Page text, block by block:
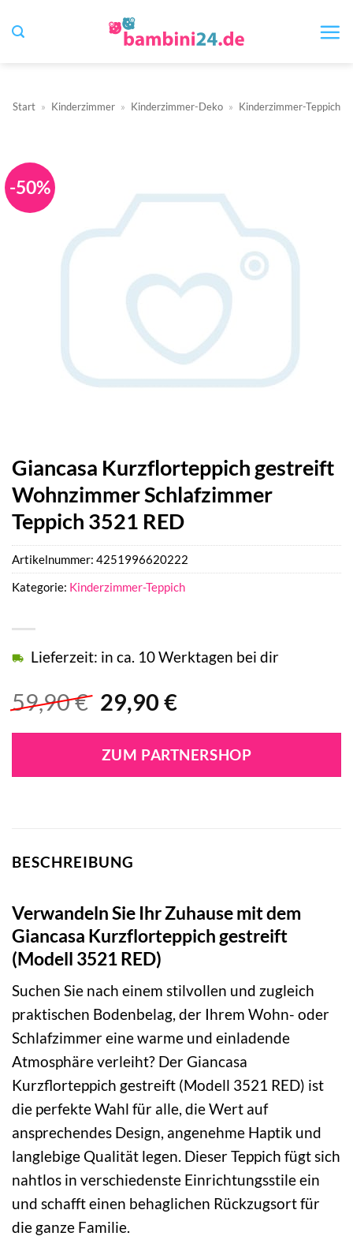
Inhalt
Start » Kinderzimmer » Kinderzimmer-Deko » Kinderzimmer-Teppich
-50%
Giancasa Kurzflorteppich gestreift
Wohnzimmer Schlafzimmer
Teppich 3521 RED
59,90€ Ursprünglicher
war:
59,90 €
29,90 €Aktueller
ist:
29,90 €.
Lieferzeit: in ca. 10 Werktagen bei dir
ZUM PARTNERSHOP
Artikelnummer: 4251996620222
Kategorie: Kinderzimmer-Teppich
BESCHREIBUNG
Verwandeln Sie Ihr Zuhause mit dem
Giancasa Kurzflorteppich gestreift
(Modell 3521 RED)
Suchen Sie nach einem stilvollen und zugleich
praktischen Bodenbelag, der Ihrem Wohn- oder
Schlafzimmer eine warme und einladende
Atmosphäre verleiht? Der Giancasa
Kurzflorteppich gestreift (Modell 3521 RED) ist
die perfekte Wahl für alle, die Wert auf
ansprechendes Design, angenehme Haptik und
langlebige Qualität legen. Dieser Teppich fügt sich
nahtlos in verschiedenste Einrichtungsstile ein
und schafft einen behaglichen Rückzugsort für
die ganze Familie.